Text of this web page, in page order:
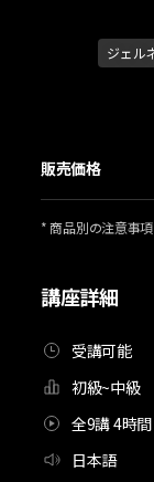
ジェル
講座詳細
受講可能
初級~中級
全9講 4時
日本語
販売価格
* 商品別の注意事